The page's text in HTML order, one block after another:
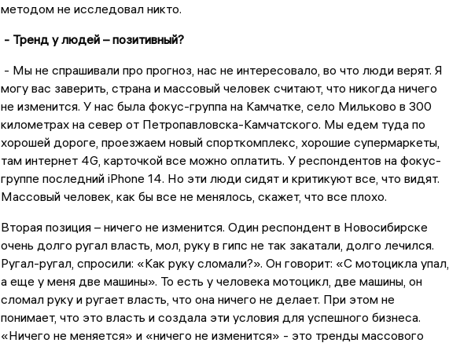
методом не исследовал никто.
- Тренд у людей – позитивный?
- Мы не спрашивали про прогноз, нас не интересовало, во что люди верят. Я
могу вас заверить, страна и массовый человек считают, что никогда ничего
не изменится. У нас была фокус-группа на Камчатке, село Мильково в 300
километрах на север от Петропавловска-Камчатского. Мы едем туда по
хорошей дороге, проезжаем новый спорткомплекс, хорошие супермаркеты,
там интернет 4G, карточкой все можно оплатить. У респондентов на фокус-
группе последний iPhone 14. Но эти люди сидят и критикуют все, что видят.
Массовый человек, как бы все не менялось, скажет, что все плохо.
Вторая позиция – ничего не изменится. Один респондент в Новосибирске
очень долго ругал власть, мол, руку в гипс не так закатали, долго лечился.
Ругал-ругал, спросили: «Как руку сломали?». Он говорит: «С мотоцикла упал,
а еще у меня две машины». То есть у человека мотоцикл, две машины, он
сломал руку и ругает власть, что она ничего не делает. При этом не
понимает, что это власть и создала эти условия для успешного бизнеса.
«Ничего не меняется» и «ничего не изменится» - это тренды массового